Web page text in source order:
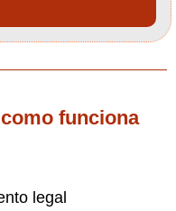
funciona
legal